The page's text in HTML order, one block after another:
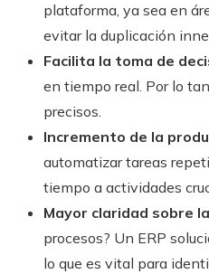
plataforma, ya sea en
evitar la duplicación
Facilita la toma de
en tiempo real. Por lo
precisos.
Incremento de la
automatizar tareas
tiempo a actividades
Mayor claridad sobre
procesos? Un ERP
lo que es vital para